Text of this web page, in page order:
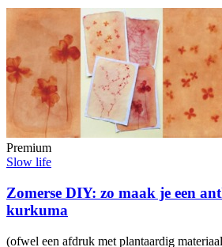
Premium
Slow life
Zomerse DIY: zo maak je een
kurkuma
(ofwel een afdruk met plantaardig